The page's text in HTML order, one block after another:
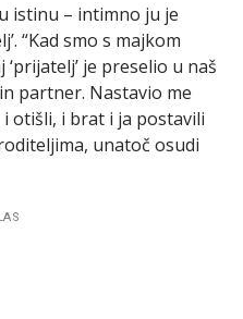
istinu – intimno ju je
“Kad smo s majkom
je preselio u naš
partner. Nastavio me
otišli, i brat i ja postavili
unatoč osudi